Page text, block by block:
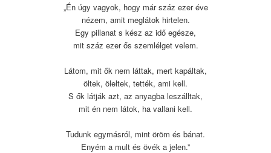
„Én úgy vagyok, hogy már száz ezer éve
nézem, amit meglátok hirtelen.
Egy pillanat s kész az idő egésze,
mit száz ezer ős szemlélget velem.
Látom, mit ők nem láttak, mert kapáltak,
öltek, öleltek, tették, ami kell.
S ők látják azt, az anyagba leszálltak,
mit én nem látok, ha vallani kell.
Tudunk egymásról, mint öröm és bánat.
Enyém a mult és övék a jelen.”